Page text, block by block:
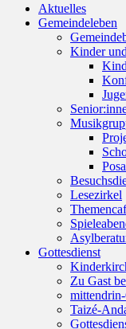
oben
scrollen
Aktuelles
Gemeindeleben
Kinder
Lesezirkel
Gottesdienst
Zu Gast
Taizé-